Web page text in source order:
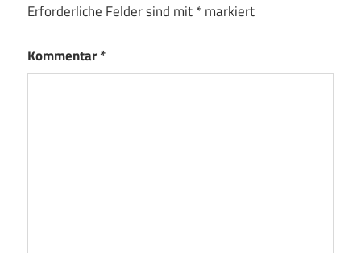
Erforderliche Felder sind mit*markiert
Kommentar*